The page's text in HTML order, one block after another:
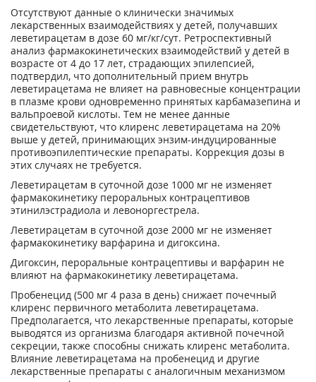
Отсутствуют данные о клинически значимых
лекарственных взаимодействиях у детей, получавших
леветирацетам в дозе 60 мг/кг/сут. Ретроспективный
анализ фармакокинетических взаимодействий у детей в
возрасте от 4 до 17 лет, страдающих эпилепсией,
подтвердил, что дополнительный прием внутрь
леветирацетама не влияет на равновесные концентрации
в плазме крови одновременно принятых карбамазепина и
вальпроевой кислоты. Тем не менее данные
свидетельствуют, что клиренс леветирацетама на 20%
выше у детей, принимающих энзим-индуцированные
противоэпилептические препараты. Коррекция дозы в
этих случаях не требуется.
Леветирацетам в суточной дозе 1000 мг не изменяет
фармакокинетику пероральных контрацептивов
этинилэстрадиола и левоноргестрела.
Леветирацетам в суточной дозе 2000 мг не изменяет
фармакокинетику варфарина и дигоксина.
Дигоксин, пероральные контрацептивы и варфарин не
влияют на фармакокинетику леветирацетама.
Пробенецид (500 мг 4 раза в день) снижает почечный
клиренс первичного метаболита леветирацетама.
Предполагается, что лекарственные препараты, которые
выводятся из организма благодаря активной почечной
секреции, также способны снижать клиренс метаболита.
Влияние леветирацетама на пробенецид и другие
лекарственные препараты с аналогичным механизмом